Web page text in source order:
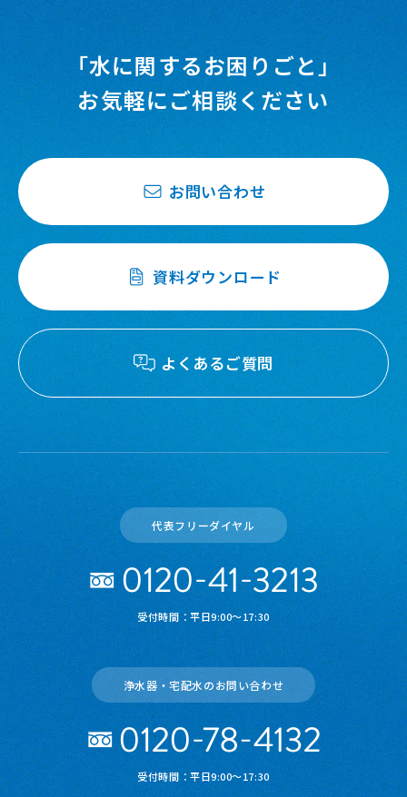
「水に関するお困りごと」
お気軽にご相談ください
お問い合わせ
資料ダウンロード
よくあるご質問
代表フリーダイヤル
受付時間：平日9:00～17:30
浄水器・宅配水のお問い合わせ
受付時間：平日9:00～17:30